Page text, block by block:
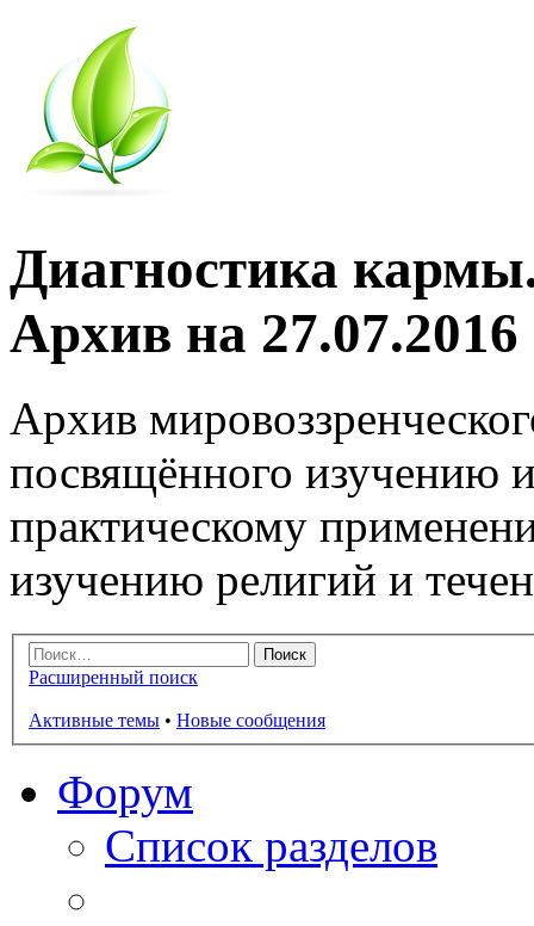
Диагностика
Архив на 27.07.2016
Архив
посвящённого изучению
практическому
изучению религий и
Расширенный поиск
Активные темы • Новые сообщения
Форум
Список разделов